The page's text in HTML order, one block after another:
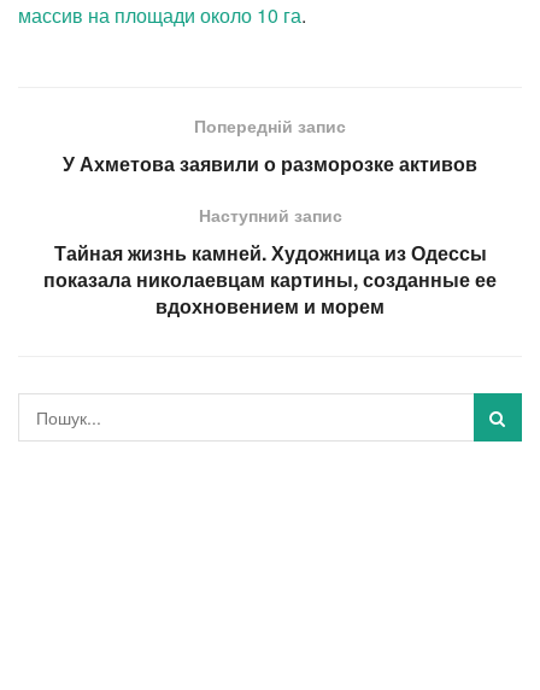
массив на площади около 10 га.
Попередній запис
У Ахметова заявили о разморозке активов
Наступний запис
Тайная жизнь камней. Художница из Одессы
показала николаевцам картины, созданные ее
вдохновением и морем